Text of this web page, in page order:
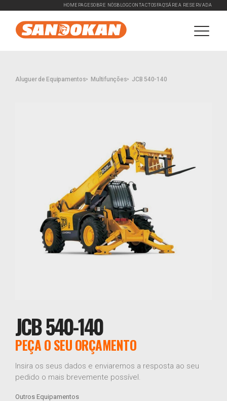
HOMEPAGE SOBRE NÓSBLOGCONTACTOS FAQ'SÁREA RESERVADA
Aluguer de Equipamentos Multifunções JCB 540-140
JCB 540-140
PEÇA O SEU ORÇAMENTO
Insira os seus dados e enviaremos a resposta ao seu
pedido o mais brevemente possível.
Outros Equipamentos